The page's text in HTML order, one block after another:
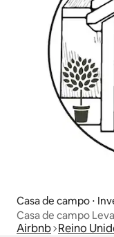
Casa de campo ⋅
Casa de campo
Airbnb Reino